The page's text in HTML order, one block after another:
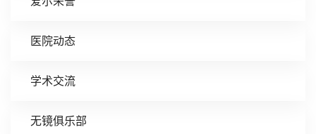
医院动态
学术交流
无镜俱乐部